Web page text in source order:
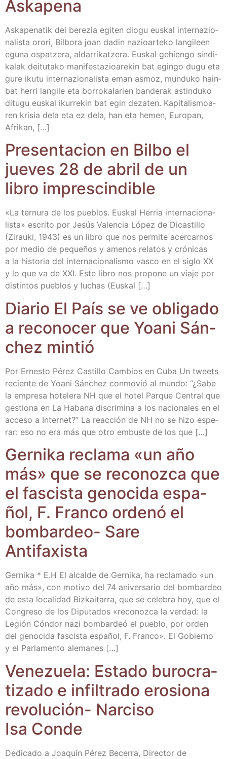
Askapena
Aska­pe­na­tik dei bere­zia egi­ten dio­gu eus­kal inter­na­zio­
na­lis­ta oro­ri, Bil­bo­ra joan dadin nazioar­te­ko lan­gi­leen
egu­na ospatze­ra, alda­rri­katze­ra. Eus­kal gehien­go sin­di­
ka­lak dei­tu­ta­ko mani­fes­ta­zioa­re­kin bat egin­go dugu eta
gure iku­tu inter­na­zio­na­lis­ta eman asmoz, mun­du­ko hain­
bat herri lan­gi­le eta borro­ka­la­rien ban­de­rak astin­du­ko
ditu­gu eus­kal iku­rre­kin bat egin deza­ten. Kapi­ta­lis­moa­
ren kri­sia dela eta ez dela, han eta hemen, Euro­pan,
Afrikan, […]
Pre­sen­ta­cion en Bil­bo el
jue­ves 28 de abril de un
libro imprescindible
«La ter­nu­ra de los pue­blos. Eus­kal Herria inter­na­cio­na­
lis­ta» escri­to por Jesús Valen­cia López de Dicasti­llo
(Zirau­ki, 1943) es un libro que nos per­mi­te acer­car­nos
por medio de peque­ños y ame­nos rela­tos y cró­ni­cas
a la his­to­ria del inter­na­cio­na­lis­mo vas­co en el siglo XX
y lo que va de XXI. Este libro nos pro­po­ne un via­je por
dis­tin­tos pue­blos y luchas (Eus­kal […]
Dia­rio El País se ve obli­ga­do
a reco­no­cer que Yoa­ni Sán­
chez mintió
Por Ernes­to Pérez Cas­ti­llo Cam­bios en Cuba Un tweets
recien­te de Yoa­ni Sán­chez con­mo­vió al mun­do: “¿Sabe
la empre­sa hote­le­ra NH que el hotel Par­que Cen­tral que
ges­tio­na en La Haba­na dis­cri­mi­na a los nacio­na­les en el
acce­so a Inter­net?” La reac­ción de NH no se hizo espe­
rar: eso no era más que otro embus­te de los que […]
Ger­ni­ka recla­ma «un año
más» que se reco­noz­ca que
el fas­cis­ta geno­ci­da espa­
ñol, F. Fran­co orde­nó el
bom­bar­deo- Sare
Antifaxista
Ger­ni­ka * E.H El alcal­de de Ger­ni­ka, ha recla­ma­do «un
año más», con moti­vo del 74 ani­ver­sa­rio del bom­bar­deo
de esta loca­li­dad Biz­kai­ta­rra, que se cele­bra hoy, que el
Con­gre­so de los Dipu­tados «reco­noz­ca la ver­dad: la
Legión Cón­dor nazi bom­bar­deó el pue­blo, por orden
del geno­ci­da fas­cis­ta espa­ñol, F. Fran­co». El Gobierno
y el Par­la­men­to alemanes […]
Vene­zue­la: Esta­do buro­cra­
ti­za­do e infil­tra­do ero­sio­na
revo­lu­ción- Nar­ci­so
Isa Conde
Dedi­ca­do a Joa­quín Pérez Bece­rra, Direc­tor de